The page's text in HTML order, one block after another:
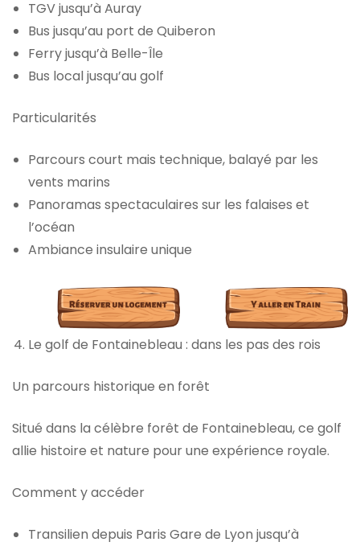
TGV jusqu’à Auray
Bus jusqu’au port de Quiberon
Ferry jusqu’à Belle-Île
Bus local jusqu’au golf
Particularités
Parcours court mais technique, balayé par les
vents marins
Panoramas spectaculaires sur les falaises et
l’océan
Ambiance insulaire unique
Le golf de Fontainebleau : dans les pas des rois
Un parcours historique en forêt
Situé dans la célèbre forêt de Fontainebleau, ce golf
allie histoire et nature pour une expérience royale.
Comment y accéder
Transilien depuis Paris Gare de Lyon jusqu’à